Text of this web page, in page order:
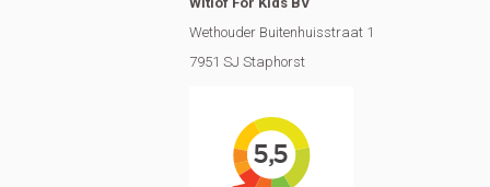
Wethouder Buitenhuisstraat 1
7951 SJ Staphorst